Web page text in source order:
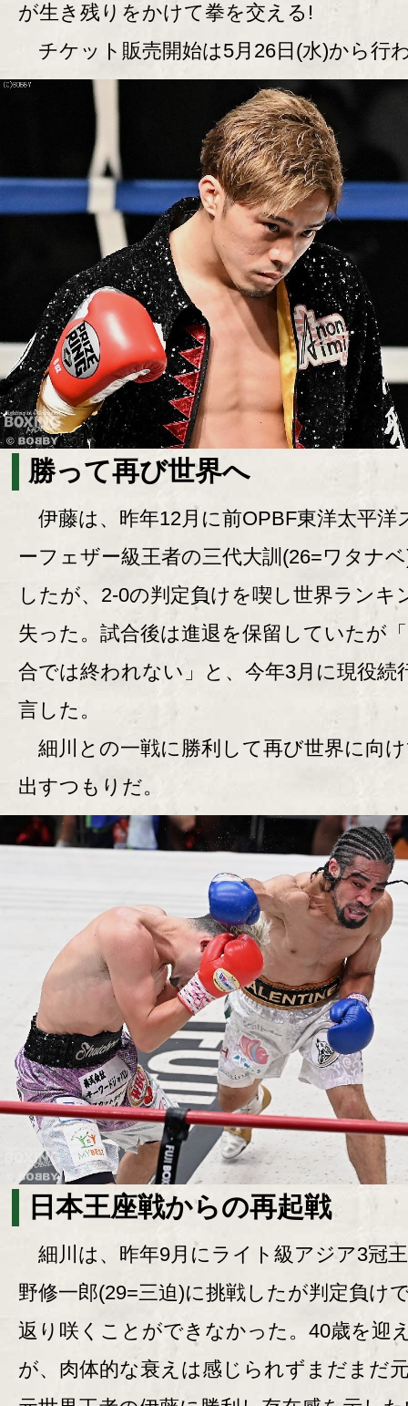
が生き残りをかけて拳を交える!
チケット販売開始は5月26日(水)から行
勝って再び世界へ
伊藤は、昨年12月に前OPBF東洋太平洋
ーフェザー級王者の三代大訓(26=ワタナ
したが、2-0の判定負けを喫し世界ランキ
失った。試合後は進退を保留していたが
合では終われない」と、今年3月に現役続
言した。
細川との一戦に勝利して再び世界に向
出すつもりだ。
日本王座戦からの再起戦
細川は、昨年9月にライト級アジア3冠
野修一郎(29=三迫)に挑戦したが判定負け
返り咲くことができなかった。40歳を迎
が、肉体的な衰えは感じられずまだまだ